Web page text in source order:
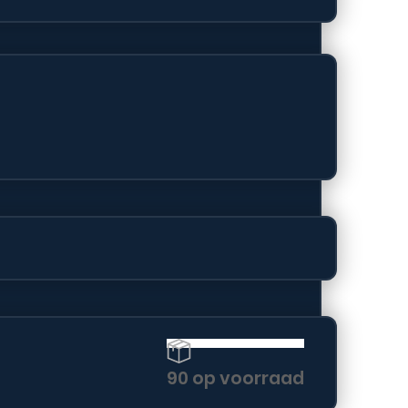
ontworpen
90 op voorraad